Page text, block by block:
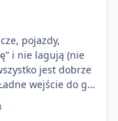
pojazdy,
i nie lagują (nie
jest dobrze
C# / JS /